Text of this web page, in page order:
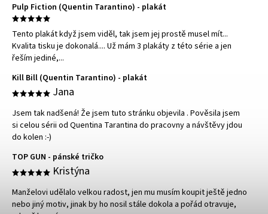
Pulp Fiction (Quentin Tarantino) - plakát
Tento plakát když jsem viděl, tak jsem jej prostě musel mít...
Kvalita tisku je dokonalá.... Už mám 3 plakáty z této série a jen
řeším jediné,...
Kill Bill (Quentin Tarantino) - plakát
Jana
Jsem tak nadšená! Že jsem tuto stránku objevila . Pověsila jsem
si celou sérii od Quentina Tarantina do pracovny a návštěvy jdou
do kolen :-)
TOP GUN - pánské tričko
Kristýna
Manželovi udělalo velkou radost, jen mu musím koupit ještě jedno
nebo jiný motiv, jinak by ho nosil stále dokola a pořád otravuje,